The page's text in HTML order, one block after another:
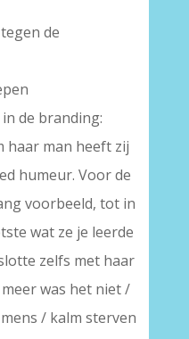
de
de branding:
haar man heeft zij
humeur. Voor de
voorbeeld, tot in
wat ze je leerde
zelfs met haar
was het niet /
/ kalm sterven